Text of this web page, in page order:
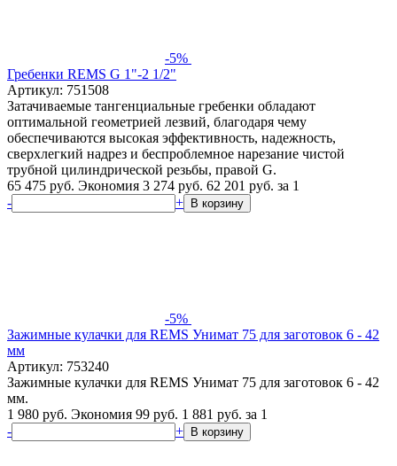
-5%
Гребенки REMS G 1"-2 1/2"
Артикул: 751508
Затачиваемые тангенциальные гребенки обладают
оптимальной геометрией лезвий, благодаря чему
обеспечиваются высокая эффективность, надежность,
сверхлегкий надрез и беcпроблемное нарезание чистой
трубной цилиндрической резьбы, правой G.
65 475 руб. Экономия 3 274 руб. 62 201 руб. за 1
-
+ В корзину
-5%
Зажимные кулачки для REMS Унимат 75 для заготовок 6 - 42
мм
Артикул: 753240
Зажимные кулачки для REMS Унимат 75 для заготовок 6 - 42
мм.
1 980 руб. Экономия 99 руб. 1 881 руб. за 1
-
+ В корзину